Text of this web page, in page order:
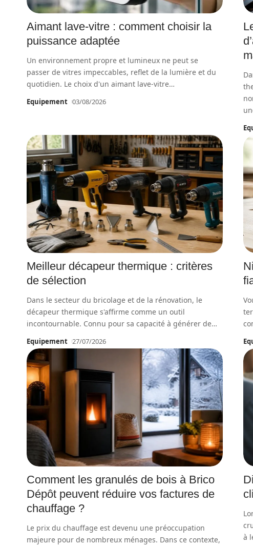
Aimant lave-vitre : comment choisir la
puissance adaptée
Un environnement propre et lumineux ne peut se
passer de vitres impeccables, reflet de la lumière et du
quotidien. Le choix d'un aimant lave-vitre…
Equipement 03/08/2026
Meilleur décapeur thermique : critères
de sélection
Dans le secteur du bricolage et de la rénovation, le
décapeur thermique s'affirme comme un outil
incontournable. Connu pour sa capacité à générer de…
Equipement 27/07/2026
Comment les granulés de bois à Brico
Dépôt peuvent réduire vos factures de
chauffage ?
Le prix du chauffage est devenu une préoccupation
majeure pour de nombreux ménages. Dans ce contexte,
à